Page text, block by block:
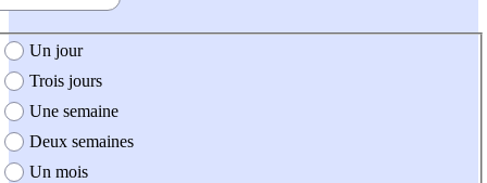
création de l'offre
Un jour
Trois jours
Une semaine
Deux semaines
Un mois